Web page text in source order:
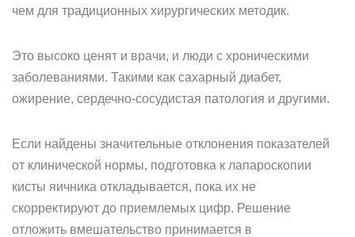
чем для традиционных хирургических методик.
Это высоко ценят и врачи, и люди с хроническими
заболеваниями. Такими как сахарный диабет,
ожирение, сердечно-сосудистая патология и другими.
Если найдены значительные отклонения показателей
от клинической нормы, подготовка к лапароскопии
кисты яичника откладывается, пока их не
скорректируют до приемлемых цифр. Решение
отложить вмешательство принимается в